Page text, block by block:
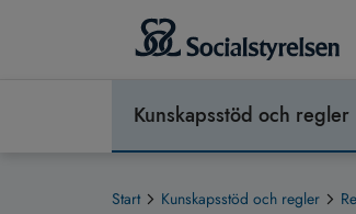
Kunskapsstöd och regler
Start Kunskapsstöd och regler